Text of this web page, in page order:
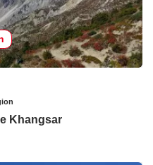
Khangsar